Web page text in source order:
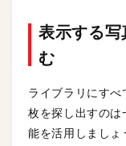
表示する写
む
ライブラリにすべ
枚を探し出すのは
能を活用しましょ